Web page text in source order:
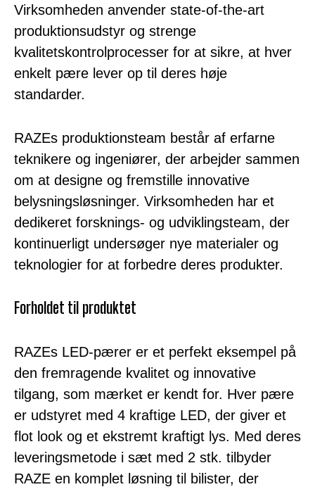
Virksomheden anvender state-of-the-art
produktionsudstyr og strenge
kvalitetskontrolprocesser for at sikre, at hver
enkelt pære lever op til deres høje
standarder.
RAZEs produktionsteam består af erfarne
teknikere og ingeniører, der arbejder sammen
om at designe og fremstille innovative
belysningsløsninger. Virksomheden har et
dedikeret forsknings- og udviklingsteam, der
kontinuerligt undersøger nye materialer og
teknologier for at forbedre deres produkter.
Forholdet til produktet
RAZEs LED-pærer er et perfekt eksempel på
den fremragende kvalitet og innovative
tilgang, som mærket er kendt for. Hver pære
er udstyret med 4 kraftige LED, der giver et
flot look og et ekstremt kraftigt lys. Med deres
leveringsmetode i sæt med 2 stk. tilbyder
RAZE en komplet løsning til bilister, der